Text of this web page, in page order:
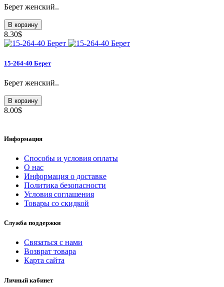
Берет женский..
В корзину
8.30$
15-264-40 Берет
Берет женский..
В корзину
8.00$
Информация
Способы и условия оплаты
О нас
Информация о доставке
Политика безопасности
Условия соглашения
Товары со скидкой
Служба поддержки
Связаться с нами
Возврат товара
Карта сайта
Личный кабинет